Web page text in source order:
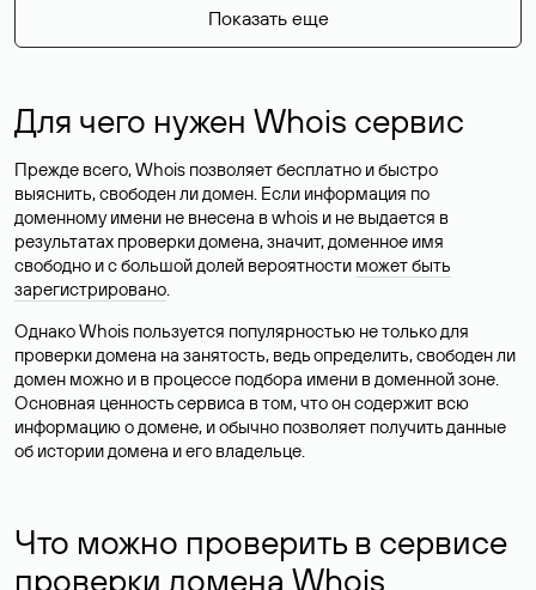
Показать еще
Для чего нужен Whois сервис
Прежде всего, Whois позволяет бесплатно и быстро
выяснить, свободен ли домен. Если информация по
доменному имени не внесена в whois и не выдается в
результатах проверки домена, значит, доменное имя
свободно и с большой долей вероятности может быть
зарегистрировано.
Однако Whois пользуется популярностью не только для
проверки домена на занятость, ведь определить, свободен ли
домен можно и в процессе подбора имени в доменной зоне.
Основная ценность сервиса в том, что он содержит всю
информацию о домене, и обычно позволяет получить данные
об истории домена и его владельце.
Что можно проверить в сервисе
проверки домена Whois